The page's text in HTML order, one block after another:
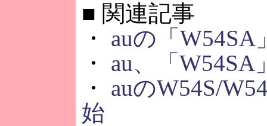
■ 関連記事
・ auの「
・ au、「
・ auのW54S/
始